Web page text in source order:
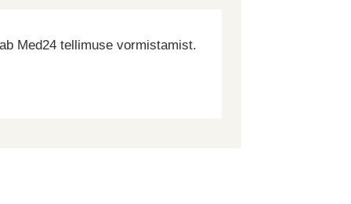
Med24 tellimuse vormistamist.